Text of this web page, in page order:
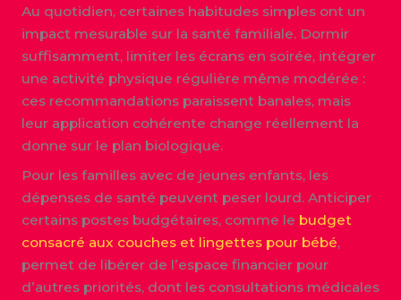
Au quotidien, certaines habitudes simples ont un
impact mesurable sur la santé familiale. Dormir
suffisamment, limiter les écrans en soirée, intégrer
une activité physique régulière même modérée :
ces recommandations paraissent banales, mais
leur application cohérente change réellement la
donne sur le plan biologique.
Pour les familles avec de jeunes enfants, les
dépenses de santé peuvent peser lourd. Anticiper
certains postes budgétaires, comme le budget
consacré aux couches et lingettes pour bébé,
permet de libérer de l’espace financier pour
d’autres priorités, dont les consultations médicales